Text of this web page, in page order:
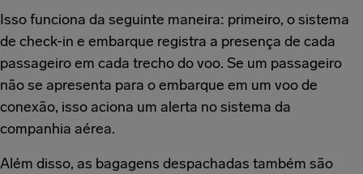
Isso funciona da seguinte maneira: primeiro, o sistema
de check-in e embarque registra a presença de cada
passageiro em cada trecho do voo. Se um passageiro
não se apresenta para o embarque em um voo de
conexão, isso aciona um alerta no sistema da
companhia aérea.
Além disso, as bagagens despachadas também são